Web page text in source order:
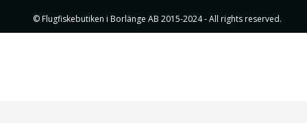
© Flugfiskebutiken i Borlänge AB 2015-2024 - All rights reserved.